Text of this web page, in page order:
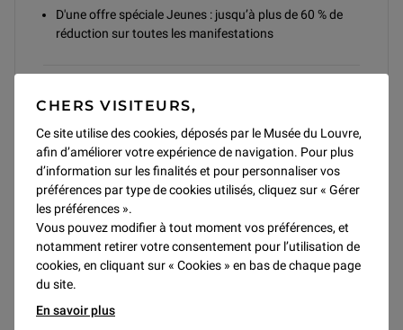
CHERS VISITEURS,
Ce site utilise des cookies, déposés par le Musée du Louvre,
afin d’améliorer votre expérience de navigation. Pour plus
d’information sur les finalités et pour personnaliser vos
préférences par type de cookies utilisés, cliquez sur « Gérer
les préférences ».
Vous pouvez modifier à tout moment vos préférences, et
notamment retirer votre consentement pour l’utilisation de
cookies, en cliquant sur « Cookies » en bas de chaque page
du site.
En savoir plus
D'une offre spéciale Jeunes : jusqu’à plus de 60 % de
réduction sur toutes les manifestations
Achat
Sur place
Caisses de l'auditorium
Par correspondance
À l’aide du formulaire de réservation à renvoyer à :
Billetterie de l’auditorium
Musée du Louvre
75058 Paris Cedex 01
Par téléphone
Du lundi au samedi (sauf mardi) de 9h à 17h, uniquement